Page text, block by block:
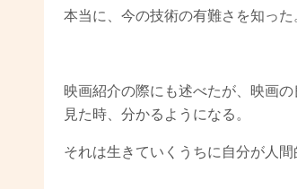
本当に、今の技術の有難さを知った
映画紹介の際にも述べたが、映画
見た時、分かるようになる。
それは生きていくうちに自分が人